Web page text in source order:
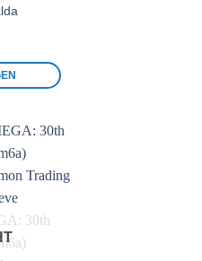
Voeg toe
aan
favorieten